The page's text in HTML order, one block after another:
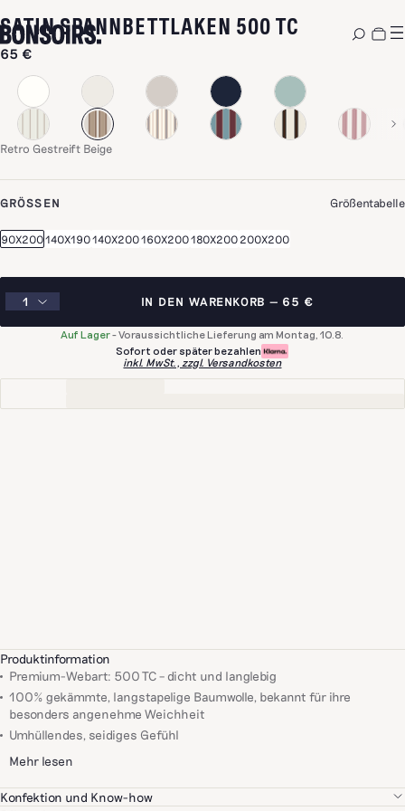
SATIN SPANNBETTLAKEN 500 TC RETRO
65 €
Retro Gestreift Beige
GRÖSSEN Größentabelle
90X200140X190140X200160X200180X200 200X200
IN DEN WARENKORB 65 €
Auf Lager-Voraussichtliche Lieferung am Montag, 10.8.
Sofort oder später bezahlen
inkl. MwSt., zzgl. Versandkosten
Produktinformation
Premium-Webart: 500 TC – dicht und langlebig
100% gekämmte, langstapelige Baumwolle, bekannt für ihre
besonders angenehme Weichheit
Umhüllendes, seidiges Gefühl
Mehr lesen
Konfektion und Know-how